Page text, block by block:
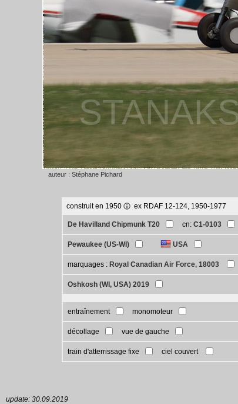
auteur : Stéphane Pichard
construit en 1950 ex RDAF 12-124, 1950-1977
De Havilland Chipmunk T20 cn:C1-0103
Pewaukee (US-WI) USA
marquages : Royal Canadian Air Force, 18003
Oshkosh (WI, USA) 2019
entraînement monomoteur
décollage vue de gauche
train d'atterrissage fixe ciel couvert
update: 30.09.2019